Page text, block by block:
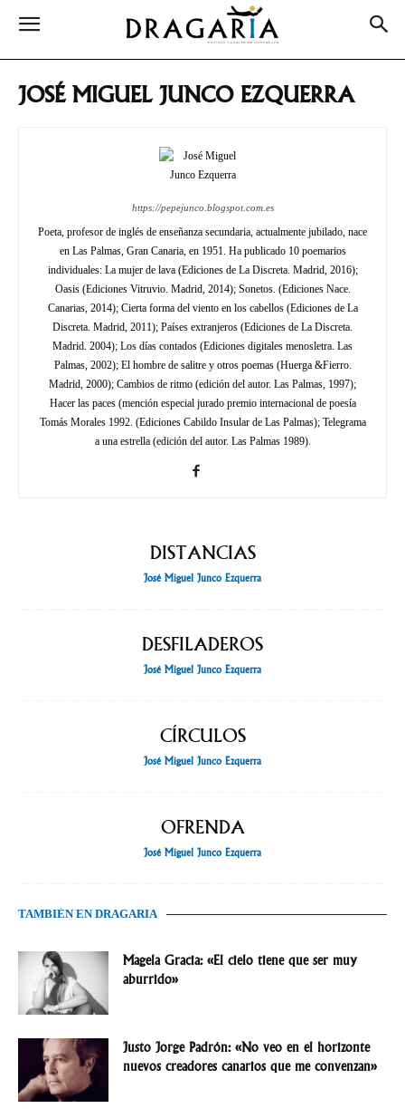
JOSÉ MIGUEL JUNCO EZQUERRA
https://pepejunco.blogspot.com.es
Poeta, profesor de inglés de enseñanza secundaria, actualmente jubilado, nace
en Las Palmas, Gran Canaria, en 1951. Ha publicado 10 poemarios
individuales: La mujer de lava (Ediciones de La Discreta. Madrid, 2016);
Oasis (Ediciones Vitruvio. Madrid, 2014); Sonetos. (Ediciones Nace.
Canarias, 2014); Cierta forma del viento en los cabellos (Ediciones de La
Discreta. Madrid, 2011); Países extranjeros (Ediciones de La Discreta.
Madrid. 2004); Los días contados (Ediciones digitales menosletra. Las
Palmas, 2002); El hombre de salitre y otros poemas (Huerga &Fierro.
Madrid, 2000); Cambios de ritmo (edición del autor. Las Palmas, 1997);
Hacer las paces (mención especial jurado premio internacional de poesía
Tomás Morales 1992. (Ediciones Cabildo Insular de Las Palmas); Telegrama
a una estrella (edición del autor. Las Palmas 1989).
DISTANCIAS
José Miguel Junco Ezquerra
DESFILADEROS
José Miguel Junco Ezquerra
CÍRCULOS
José Miguel Junco Ezquerra
OFRENDA
José Miguel Junco Ezquerra
TAMBIÉN EN DRAGARIA
Magela Gracia: «El cielo tiene que ser muy
aburrido»
Justo Jorge Padrón: «No veo en el horizonte
nuevos creadores canarios que me convenzan»